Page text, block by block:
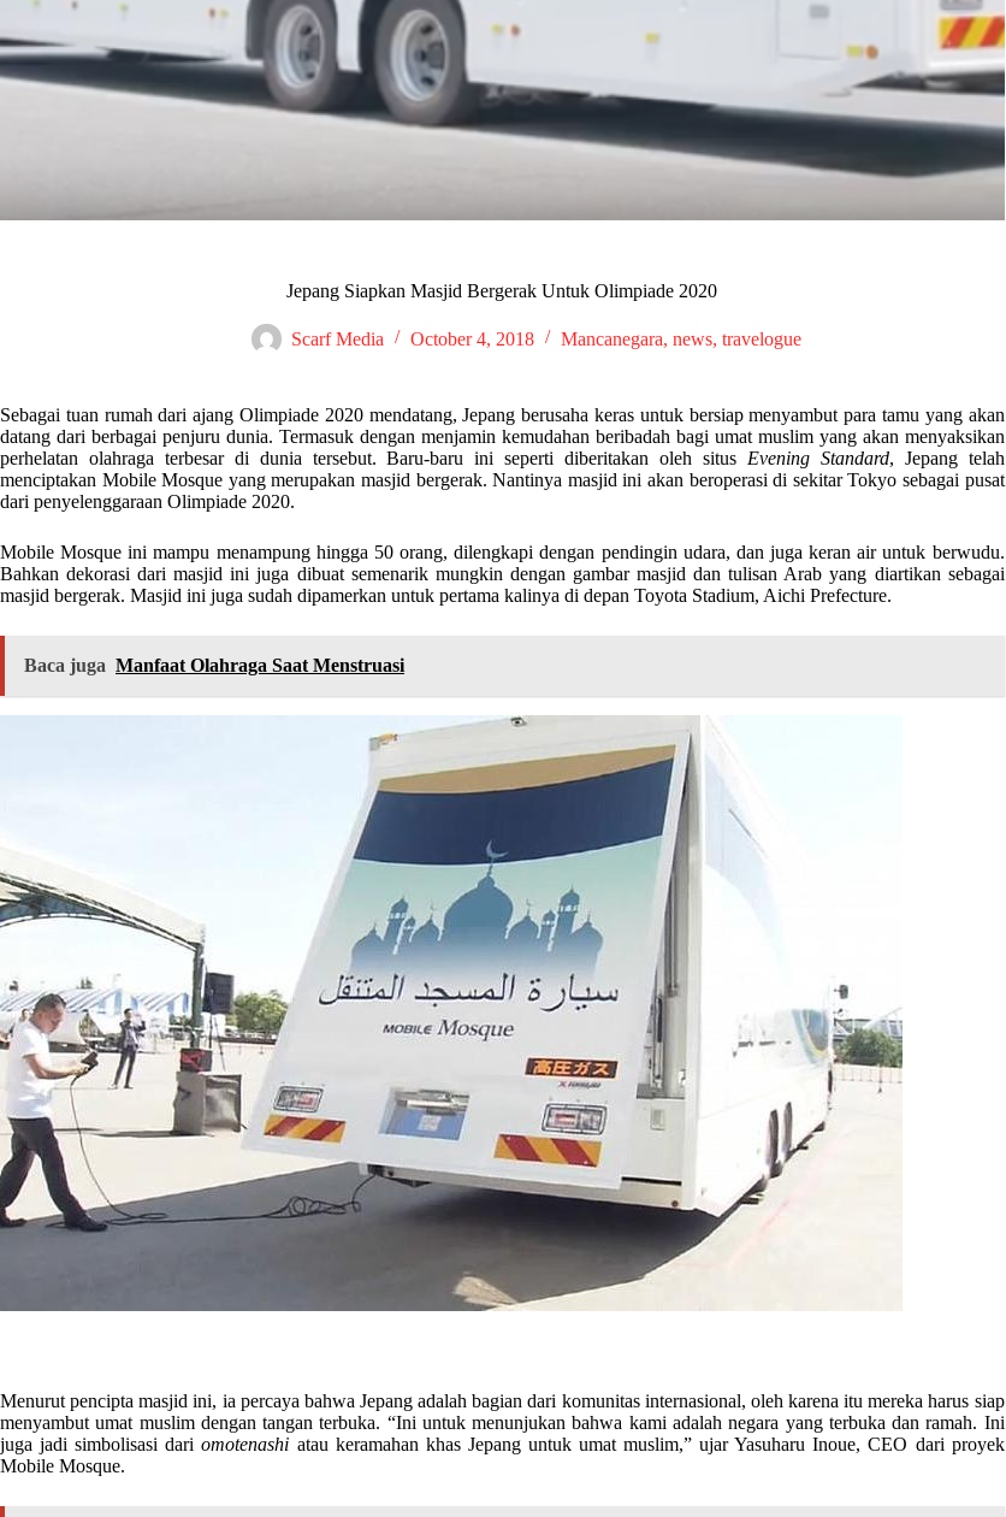
Jepang Siapkan Masjid Bergerak Untuk Olimpiade 2020
Scarf Media October 4, 2018 Mancanegara, news, travelogue
Sebagai tuan rumah dari ajang Olimpiade 2020 mendatang, Jepang berusaha keras untuk bersiap menyambut para tamu yang akan
datang dari berbagai penjuru dunia. Termasuk dengan menjamin kemudahan beribadah bagi umat muslim yang akan menyaksikan
perhelatan olahraga terbesar di dunia tersebut. Baru-baru ini seperti diberitakan oleh situs Evening Standard, Jepang telah
menciptakan Mobile Mosque yang merupakan masjid bergerak. Nantinya masjid ini akan beroperasi di sekitar Tokyo sebagai pusat
dari penyelenggaraan Olimpiade 2020.
Mobile Mosque ini mampu menampung hingga 50 orang, dilengkapi dengan pendingin udara, dan juga keran air untuk berwudu.
Bahkan dekorasi dari masjid ini juga dibuat semenarik mungkin dengan gambar masjid dan tulisan Arab yang diartikan sebagai
masjid bergerak. Masjid ini juga sudah dipamerkan untuk pertama kalinya di depan Toyota Stadium, Aichi Prefecture.
Baca juga Manfaat Olahraga Saat Menstruasi
Menurut pencipta masjid ini, ia percaya bahwa Jepang adalah bagian dari komunitas internasional, oleh karena itu mereka harus siap
menyambut umat muslim dengan tangan terbuka. “Ini untuk menunjukan bahwa kami adalah negara yang terbuka dan ramah. Ini
juga jadi simbolisasi dari omotenashi atau keramahan khas Jepang untuk umat muslim,” ujar Yasuharu Inoue, CEO dari proyek
Mobile Mosque.